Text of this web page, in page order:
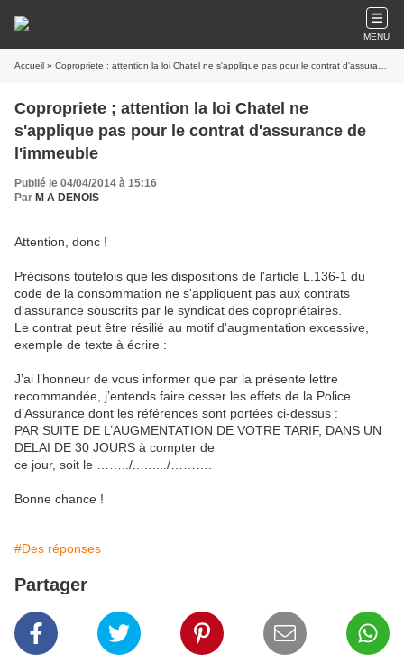
MENU
Accueil » Copropriete ; attention la loi Chatel ne s'applique pas pour le contrat d'assurance de l'immeuble
Copropriete ; attention la loi Chatel ne
s'applique pas pour le contrat d'assurance de
l'immeuble
Publié le 04/04/2014 à 15:16
Par M A DENOIS
Attention, donc !
Précisons toutefois que les dispositions de l'article L.136-1 du
code de la consommation ne s'appliquent pas aux contrats
d'assurance souscrits par le syndicat des copropriétaires.
Le contrat peut être résilié au motif d'augmentation excessive,
exemple de texte à écrire :
J’ai l’honneur de vous informer que par la présente lettre
recommandée, j’entends faire cesser les effets de la Police
d’Assurance dont les références sont portées ci-dessus :
PAR SUITE DE L’AUGMENTATION DE VOTRE TARIF, DANS UN
DELAI DE 30 JOURS à compter de
ce jour, soit le ……../..…..../……….
Bonne chance !
#Des réponses
Partager